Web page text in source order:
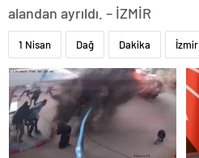
alandan ayrıldı. – İZMİR
1 Nisan Dağ Dakika İzmir